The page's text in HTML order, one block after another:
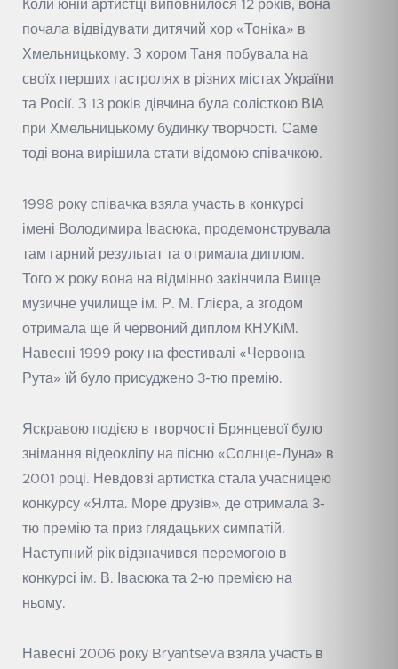
Коли юній артистці виповнилося 12 років, вона
почала відвідувати дитячий хор «Тоніка» в
Хмельницькому. З хором Таня побувала на
своїх перших гастролях в різних містах України
та Росії. З 13 років дівчина була солісткою ВІА
при Хмельницькому будинку творчості. Саме
тоді вона вирішила стати відомою співачкою.
1998 року співачка взяла участь в конкурсі
імені Володимира Івасюка, продемонструвала
там гарний результат та отримала диплом.
Того ж року вона на відмінно закінчила Вище
музичне училище ім. Р. М. Глієра, а згодом
отримала ще й червоний диплом КНУКіМ.
Навесні 1999 року на фестивалі «Червона
Рута» їй було присуджено 3-тю премію.
Яскравою подією в творчості Брянцевої було
знімання відеокліпу на пісню «Солнце-Луна» в
2001 році. Невдовзі артистка стала учасницею
конкурсу «Ялта. Море друзів», де отримала 3-
тю премію та приз глядацьких симпатій.
Наступний рік відзначився перемогою в
конкурсі ім. В. Івасюка та 2-ю премією на
ньому.
Навесні 2006 року Bryantseva взяла участь в